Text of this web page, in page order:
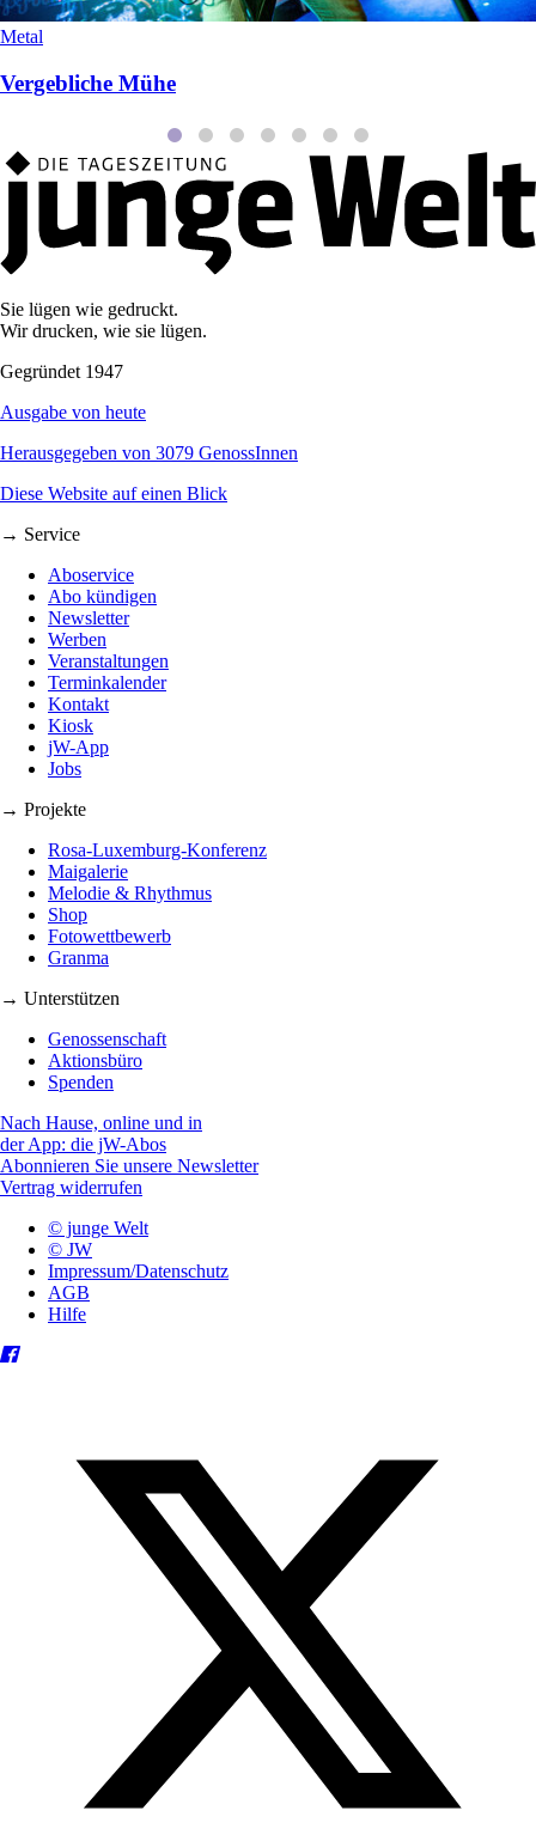
Metal
Vergebliche Mühe
Sie lügen wie gedruckt.
Wir drucken, wie sie lügen.
Gegründet 1947
Ausgabe von heute
Herausgegeben von 3079 GenossInnen
Diese Website auf einen Blick
→ Service
Aboservice
Abo kündigen
Newsletter
Werben
Veranstaltungen
Terminkalender
Kontakt
Kiosk
jW-App
Jobs
→ Projekte
Rosa-Luxemburg-Konferenz
Maigalerie
Melodie & Rhythmus
Shop
Fotowettbewerb
Granma
→ Unterstützen
Genossenschaft
Aktionsbüro
Spenden
Nach Hause, online und in
der App: die jW-Abos
Abonnieren Sie unsere Newsletter
Vertrag widerrufen
© junge Welt
© JW
Impressum/Datenschutz
AGB
Hilfe